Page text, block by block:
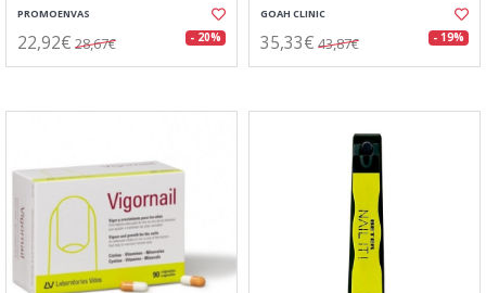
PROMOENVAS
22,92€ 28,67€ - 20%
GOAH CLINIC
35,33€ 43,87€ - 19%